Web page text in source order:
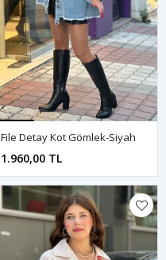
File Detay Kot Gömlek-Siyah
1.960,00 TL